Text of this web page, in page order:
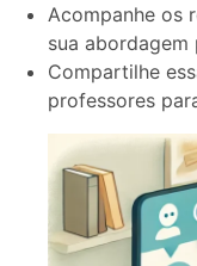
Acompanhe os
sua abordagem
Compartilhe
professores